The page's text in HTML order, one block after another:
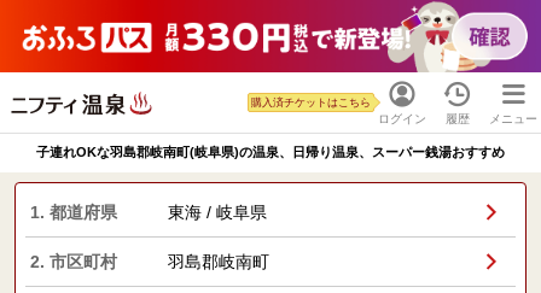
ログイン
購入済チケットはこちら
履歴 メニュー
子連れOKな羽島郡岐南町(岐阜県)の温泉、日帰り温泉、スーパー銭湯おすすめ
1. 都道府県 東海 / 岐阜県
2. 市区町村 羽島郡岐南町